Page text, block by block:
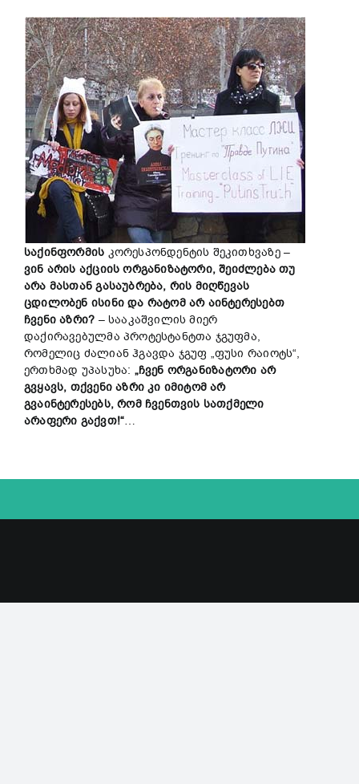
საქინფორმის კორესპონდენტის შეკითხვაზე –
ვინ არის აქციის ორგანიზატორი, შეიძლება თუ
არა მასთან გასაუბრება, რის მიღწევას
ცდილობენ ისინი და რატომ არ აინტერესებთ
ჩვენი აზრი? – სააკაშვილის მიერ
დაქირავებულმა პროტესტანტთა ჯგუფმა,
რომელიც ძალიან ჰგავდა ჯგუფ „ფუსი რაიოტს“,
ერთხმად უპასუხა: „ჩვენ ორგანიზატორი არ
გვყავს, თქვენი აზრი კი იმიტომ არ
გვაინტერესებს, რომ ჩვენთვის სათქმელი
არაფერი გაქვთ!“…